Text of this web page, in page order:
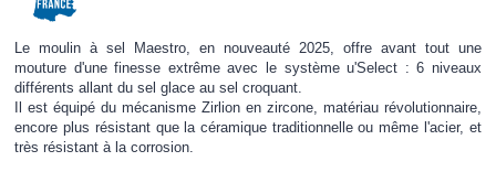
Le moulin à sel Maestro, en nouveauté 2025, offre avant tout une
mouture d'une finesse extrême avec le système u'Select : 6 niveaux
différents allant du sel glace au sel croquant.
Il est équipé du mécanisme Zirlion en zircone, matériau révolutionnaire,
encore plus résistant que la céramique traditionnelle ou même l'acier, et
très résistant à la corrosion.